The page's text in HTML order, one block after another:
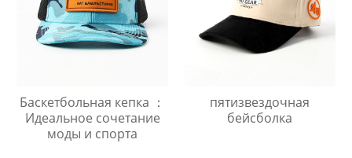
Баскетбольная кепка ：
Идеальное сочетание
моды и спорта
пятизвездочная
бейсболка